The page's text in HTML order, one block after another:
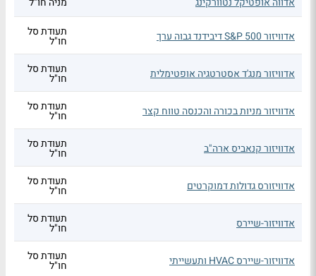
אדוויזור S&P 500 דיבידנד גבוה ערך תעודת סל
חו"ל
אדוויזור מנג'ד אסטרטגיה אופטימלית תעודת סל
חו"ל
אדוויזור מניות בכורה והכנסה טווח קצר תעודת סל
חו"ל
אדוויזור קנאביס ארה"ב תעודת סל
חו"ל
אדוויזורס גדולות דמוקרטים תעודת סל
חו"ל
אדוויזור-שיירס תעודת סל
חו"ל
אדוויזור-שיירס HVAC ותעשייתי תעודת סל
חו"ל